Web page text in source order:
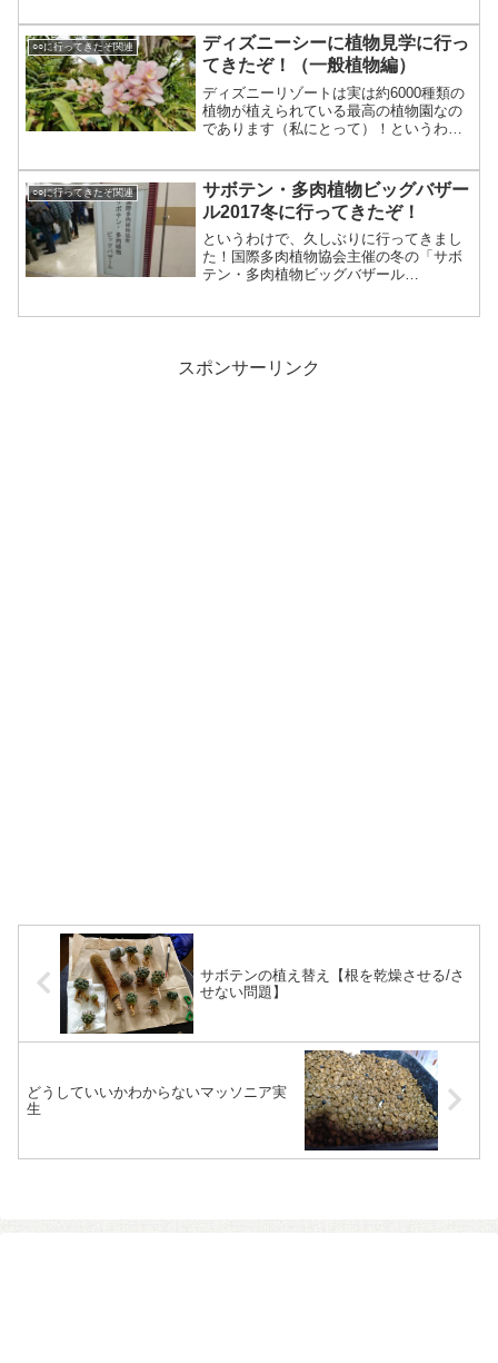
時間:10:00～17:00場所:港北インター店
園...
○○に行ってきたぞ関連
ディズニーシーに植物見学に行っ
てきたぞ！（一般植物編）
ディズニーリゾートは実は約6000種類の
植物が植えられている最高の植物園なの
であります（私にとって）！というわけ
ちらの本を片手に出発です！（本記事で
は本当にほんの...
○○に行ってきたぞ関連
サボテン・多肉植物ビッグバザー
ル2017冬に行ってきたぞ！
というわけで、久しぶりに行ってきまし
た！国際多肉植物協会主催の冬の「サボ
テン・多肉植物ビッグバザール
スポンサーリンク
サボテンの植え替え【根を乾燥させる/さ
せない問題】
どうしていいかわからないマッソニア実
生